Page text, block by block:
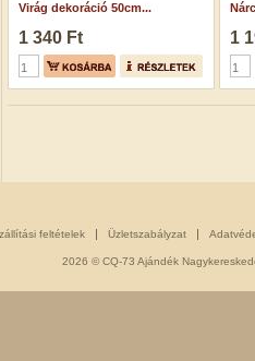
Virág dekoráció 50cm...
1 340 Ft 1
feltételek Üzletszabályzat
2026 © CQ-73 Ajándék